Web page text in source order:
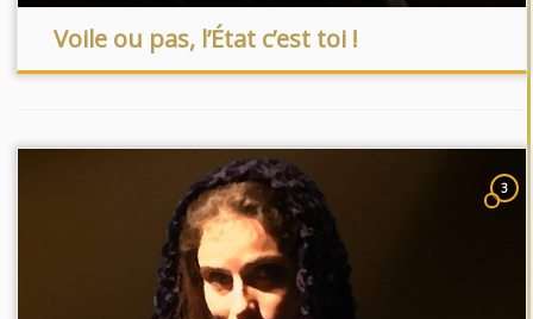
Voile ou pas, l’État c’est toi !
3